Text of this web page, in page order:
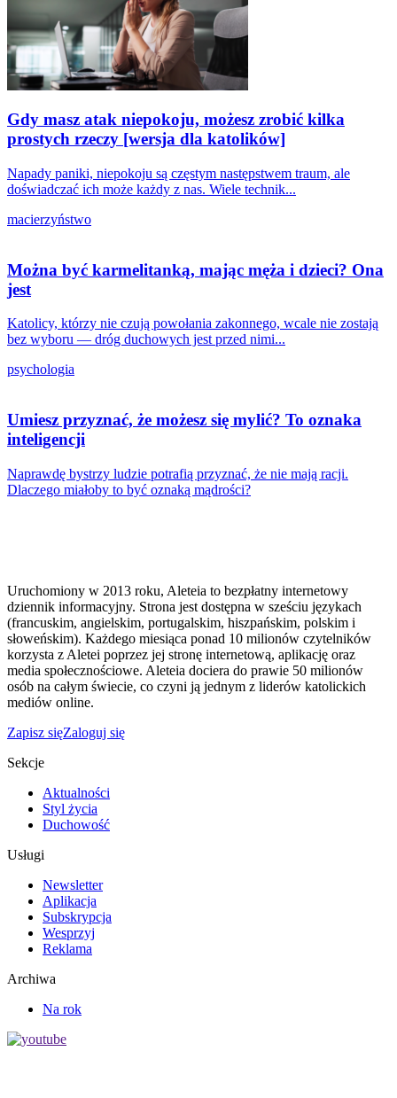
Gdy masz atak niepokoju, możesz zrobić kilka
prostych rzeczy [wersja dla katolików]
Napady paniki, niepokoju są częstym następstwem traum, ale
doświadczać ich może każdy z nas. Wiele technik...
macierzyństwo
Można być karmelitanką, mając męża i dzieci? Ona
jest
Katolicy, którzy nie czują powołania zakonnego, wcale nie zostają
bez wyboru — dróg duchowych jest przed nimi...
psychologia
Umiesz przyznać, że możesz się mylić? To oznaka
inteligencji
Naprawdę bystrzy ludzie potrafią przyznać, że nie mają racji.
Dlaczego miałoby to być oznaką mądrości?
Uruchomiony w 2013 roku, Aleteia to bezpłatny internetowy
dziennik informacyjny. Strona jest dostępna w sześciu językach
(francuskim, angielskim, portugalskim, hiszpańskim, polskim i
słoweńskim). Każdego miesiąca ponad 10 milionów czytelników
korzysta z Aletei poprzez jej stronę internetową, aplikację oraz
media społecznościowe. Aleteia dociera do prawie 50 milionów
osób na całym świecie, co czyni ją jednym z liderów katolickich
mediów online.
Zapisz sięZaloguj się
Sekcje
Aktualności
Styl życia
Duchowość
Usługi
Newsletter
Aplikacja
Subskrypcja
Wesprzyj
Reklama
Archiwa
Na rok